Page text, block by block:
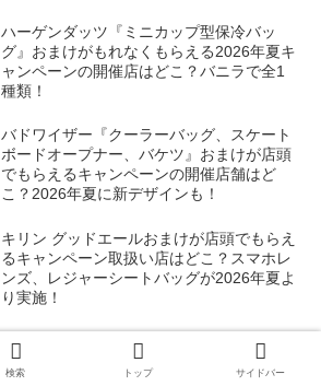
ハーゲンダッツ『ミニカップ型保冷バッ
グ』おまけがもれなくもらえる2026年夏キ
ャンペーンの開催店はどこ？バニラで全1
種類！
バドワイザー『クーラーバッグ、スケート
ボードオープナー、バケツ』おまけが店頭
でもらえるキャンペーンの開催店舗はど
こ？2026年夏に新デザインも！
キリン グッドエールおまけが店頭でもらえ
るキャンペーン取扱い店はどこ？スマホレ
ンズ、レジャーシートバッグが2026年夏よ
り実施！
サントリー生ビール『BE:FIRST』スタン
ディングコースターおまけが店頭でもらえ
るキャンペーン開催店はどこ？2026/8/4～
検索 トップ サイドバー